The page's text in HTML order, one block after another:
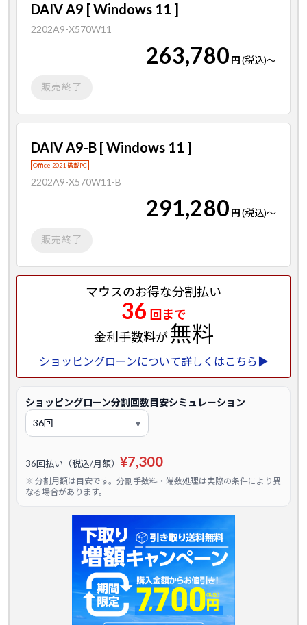
DAIV A9 [ Windows 11 ]
2202A9-X570W11
263,780 円(税込)～
販売終了
DAIV A9-B [ Windows 11 ]
Office 2021 搭載PC
2202A9-X570W11-B
291,280 円(税込)～
販売終了
マウスのお得な分割払い
36 回まで
金利手数料が無料
ショッピングローンについて詳しくはこちら▶
ショッピングローン分割回数目安シミュレーション
36回払い（税込/月額） ¥7,300
※ 分割月額は目安です。分割手数料・端数処理は実際の条件により異
なる場合があります。